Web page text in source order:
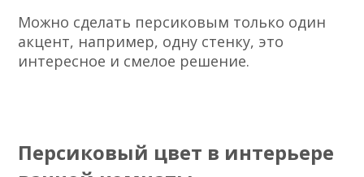
Можно сделать персиковым только один
акцент, например, одну стенку, это
интересное и смелое решение.
Персиковый цвет в интерьере